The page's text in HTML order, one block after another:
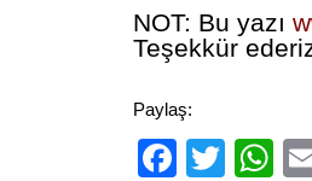
NOT: Bu yazı
Teşekkür
Paylaş: